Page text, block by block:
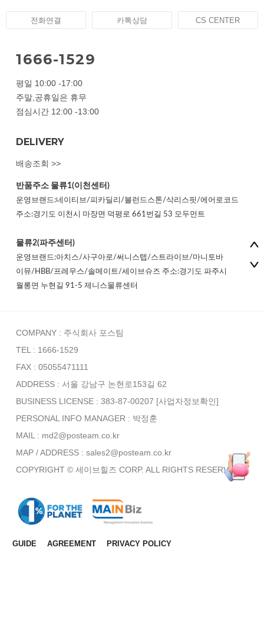
전화연결 카톡상담 CS CENTER
1666-1529
평일 10:00 -17:00
주말,공휴일은 휴무
점심시간 12:00 -13:00
DELIVERY
배송조회 >>
반품주소 물류1(이천센터)
운영브랜드:네이티브/피카딜리/블런드스톤/삭리스핏/에어로코드
주소:경기도 이천시 마장면 덕평로 661번길 53 모두먼트
물류2(파주센터)
운영브랜드:아치스/사구아로/써니스텝/스트라이브/마니토바
이뮤/HBB/프레우스/솔메이트/세이브슈즈 주소:경기도 파주시
월롱면 누현길 91-5 제니스물류센터
COMPANY : 주식회사 포스팀
TEL : 1666-1529
FAX : 05055471111
ADDRESS : 서울 강남구 논현로153길 62
BUSINESS LICENSE : 383-87-00207 [사업자정보확인]
PERSONAL INFO MANAGER : 박정훈
MAIL : md2@posteam.co.kr
MAP / ADDRESS : sales2@posteam.co.kr
COPYRIGHT © 세이브힐즈 CORP. ALL RIGHTS RESERVED.
GUIDE AGREEMENT PRIVACY POLICY